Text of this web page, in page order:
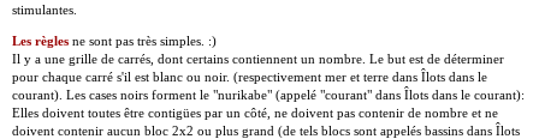
stimulantes.
Les règles ne sont pas très simples. :)
Il y a une grille de carrés, dont certains contiennent un nombre. Le but est de déterminer
pour chaque carré s'il est blanc ou noir. (respectivement mer et terre dans Îlots dans le
courant). Les cases noirs forment le "nurikabe" (appelé "courant" dans Îlots dans le courant):
Elles doivent toutes être contigües par un côté, ne doivent pas contenir de nombre et ne
doivent contenir aucun bloc 2x2 ou plus grand (de tels blocs sont appelés bassins dans Îlots